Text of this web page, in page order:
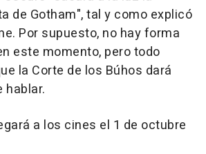
de Gotham", tal y como explicó
Por supuesto, no hay forma
este momento, pero todo
la Corte de los Búhos dará
hablar.
a los cines el 1 de octubre